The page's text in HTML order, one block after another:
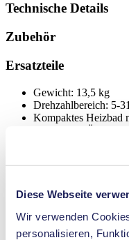
Diese Webseite
Wir verwenden
personalisieren,
Technische Details
Zubehör
Ersatzteile
Gewicht: 13,5 kg
Drehzahlbereich: 5-
Kompaktes Heizbad
Anordnung des
Robuste und
Schutzhaube